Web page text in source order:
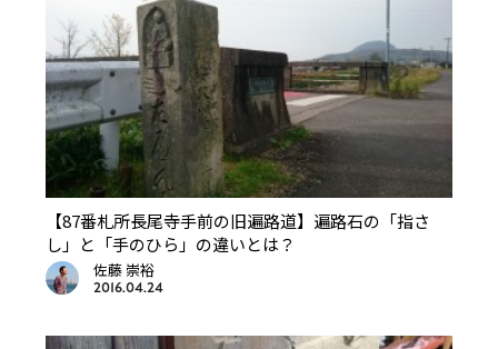
【87番札所長尾寺手前の旧遍路道】遍路石の「指さ
し」と「手のひら」の違いとは？
佐藤 崇裕
2016.04.24